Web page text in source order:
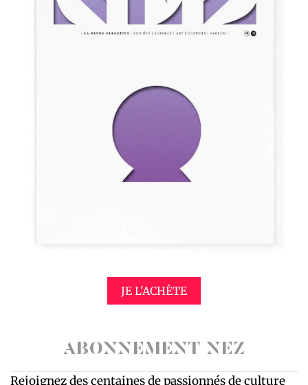
JE L'ACHÈTE
ABONNEMENT NEZ
Rejoignez des centaines de passionnés de culture